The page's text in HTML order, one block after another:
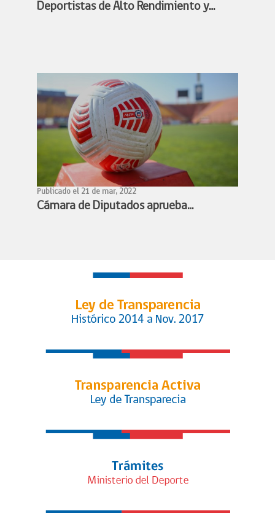
Deportistas de Alto Rendimiento y
de alto rendimiento
Publicado el 21 de mar, 2022
Cámara de Diputados aprueba